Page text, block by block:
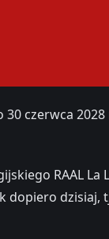
30 czerwca
RAAL
dopiero dzisiaj,